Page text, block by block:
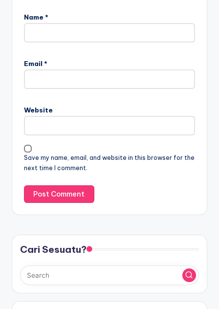
Name *
Email *
Website
Save my name, email, and website in this browser for the
next time I comment.
Cari Sesuatu?